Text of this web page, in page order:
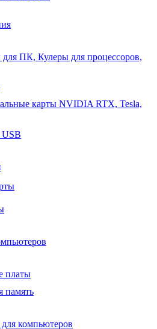
ПК, Кулеры для процессоров,
карты NVIDIA RTX, Tesla,
платы
память
компьютеров